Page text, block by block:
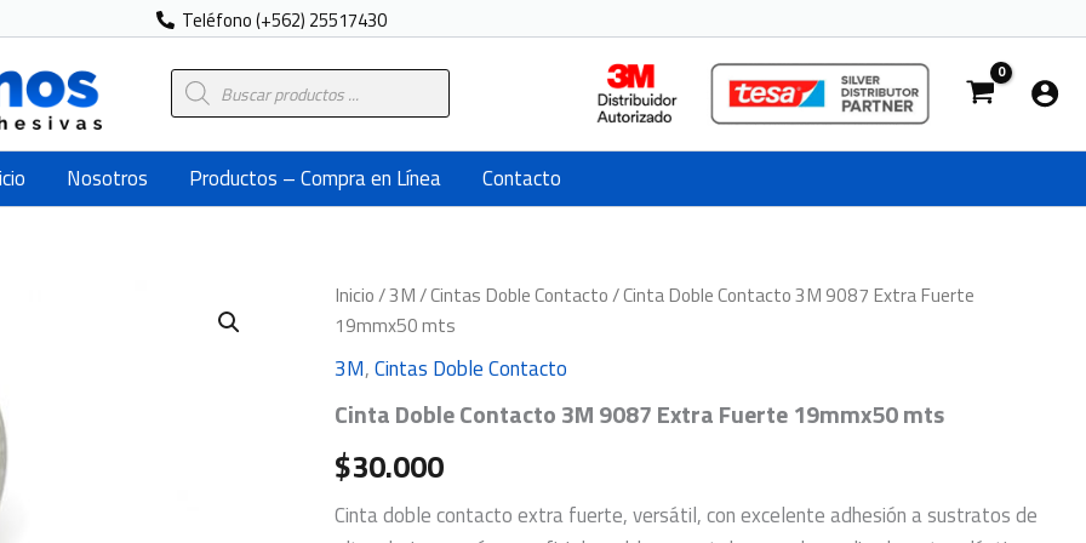
Teléfono (+562) 25517430
Búsqueda
de
Nosotros Productos – Compra en Línea Contacto
Inicio/3M/Cintas Doble Contacto/ Cinta Doble Contacto 3M 9087 Extra Fuerte
19mmx50 mts
3M,Cintas Doble Contacto
Cinta Doble Contacto 3M 9087 Extra Fuerte 19mmx50 mts
$30.000
Cinta doble contacto extra fuerte, versátil, con excelente adhesión a sustratos de
Cinta
Doble
Contacto
3M
9087
Extra
19mmx50
mts
cantidad